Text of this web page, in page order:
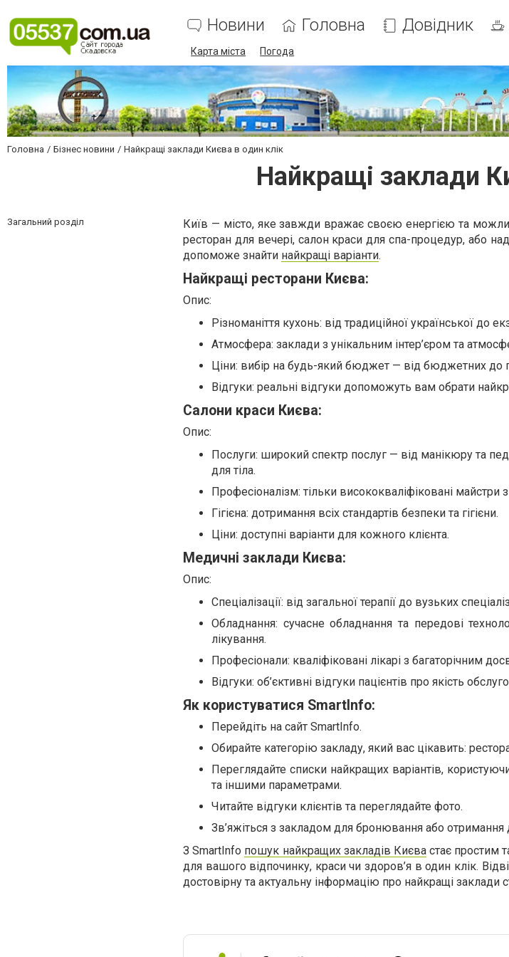
Новини Головна Довідник
Карта міста Погода
Головна Бізнес новини Найкращі заклади Києва в один клік
Найкращі заклади
Загальний розділ
Київ — місто, яке завжди вражає своєю енергією та
ресторан для вечері, салон краси для спа-процедур, або
допоможе знайти найкращі варіанти.
Найкращі ресторани Києва:
Опис:
Різноманіття кухонь: від традиційної української до
Атмосфера: заклади з унікальним інтер’єром та
Ціни: вибір на будь-який бюджет — від бюджетних до
Відгуки: реальні відгуки допоможуть вам обрати
Салони краси Києва:
Опис:
Послуги: широкий спектр послуг — від манікюру та
для тіла.
Професіоналізм: тільки висококваліфіковані майстри
Гігієна: дотримання всіх стандартів безпеки та гігієни.
Ціни: доступні варіанти для кожного клієнта.
Медичні заклади Києва:
Опис:
Спеціалізації: від загальної терапії до вузьких
Обладнання: сучасне обладнання та передові
лікування.
Професіонали: кваліфіковані лікарі з багаторічним
Відгуки: об’єктивні відгуки пацієнтів про якість
Як користуватися SmartInfo:
Перейдіть на сайт SmartInfo.
Обирайте категорію закладу, який вас цікавить:
Переглядайте списки найкращих варіантів,
та іншими параметрами.
Читайте відгуки клієнтів та переглядайте фото.
Зв’яжіться з закладом для бронювання або отримання
З SmartInfo пошук найкращих закладів Києвастає простим
для вашого відпочинку, краси чи здоров’я в один клік.
достовірну та актуальну інформацію про найкращі заклади